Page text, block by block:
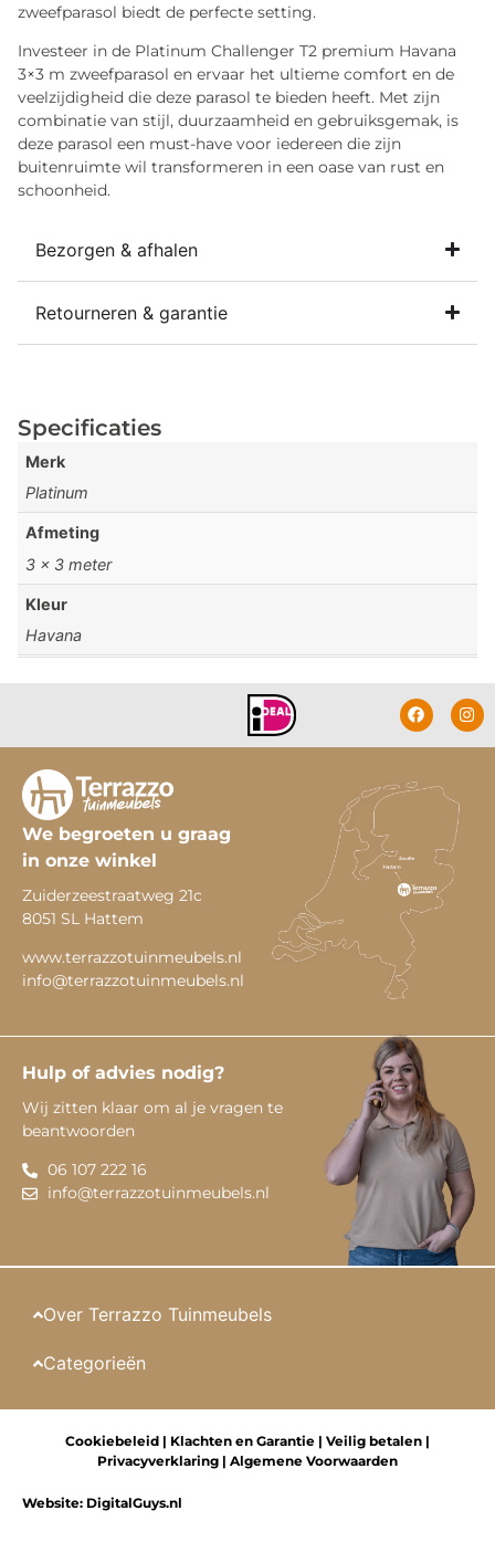
zweefparasol biedt de perfecte setting.
Investeer in de Platinum Challenger T2 premium Havana
3×3 m zweefparasol en ervaar het ultieme comfort en de
veelzijdigheid die deze parasol te bieden heeft. Met zijn
combinatie van stijl, duurzaamheid en gebruiksgemak, is
deze parasol een must-have voor iedereen die zijn
buitenruimte wil transformeren in een oase van rust en
schoonheid.
Bezorgen & afhalen
Retourneren & garantie
Specificaties
Merk
Platinum
Afmeting
3 x 3 meter
Kleur
Havana
We begroeten u graag
in onze winkel
Zuiderzeestraatweg 21c
8051 SL Hattem
www.terrazzotuinmeubels.nl
info@terrazzotuinmeubels.nl
Hulp of advies nodig?
Wij zitten klaar om al je vragen te
beantwoorden
06 107 222 16
info@terrazzotuinmeubels.nl
Over Terrazzo Tuinmeubels
Categorieën
Website: DigitalGuys.nl
Cookiebeleid | Klachten en Garantie | Veilig betalen |
Privacyverklaring | Algemene Voorwaarden